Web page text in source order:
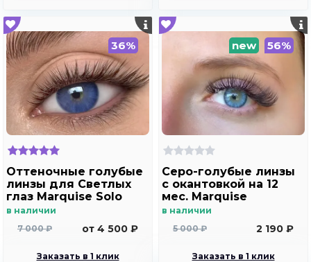
36%
Оттеночные голубые
линзы для Светлых
глаз Marquise Solo
blue с отверстием
и близорукости
в наличии
7 000 ₽
от 4 500 ₽
Заказать в 1 клик
new 56%
Серо-голубые линзы
c окантовкой на 12
мес. Marquise
elegance blue m2
в наличии
5 000 ₽
2 190 ₽
Заказать в 1 клик